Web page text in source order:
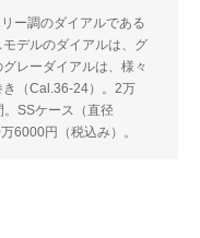
ー調のダイアルである
デルのダイアルは、グ
レーダイアルは、様々
き（Cal.36-24）。2万
SSケース（直径
6000円（税込み）。